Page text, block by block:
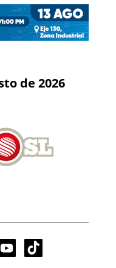
de 2026